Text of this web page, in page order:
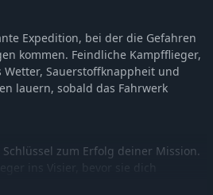
Expedition, bei der die Gefahren
kommen. Feindliche Kampfflieger,
Wetter, Sauerstoffknappheit und
lauern, sobald das Fahrwerk
zum Erfolg deiner Mission.
ins Visier, bevor sie dich
und sorge vor allem dafür, dass